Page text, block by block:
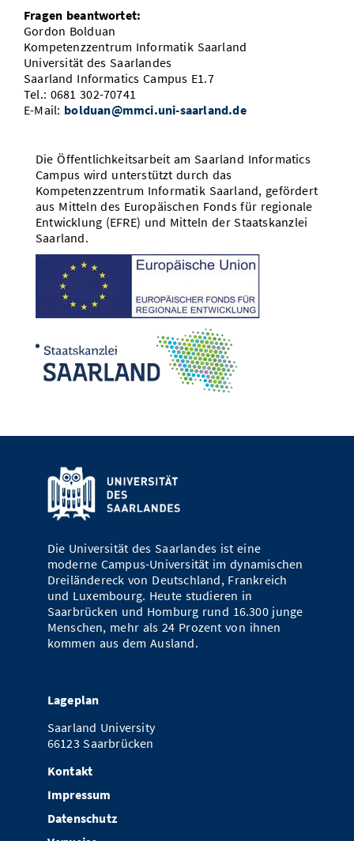
Fragen beantwortet:
Gordon Bolduan
Kompetenzzentrum Informatik Saarland
Universität des Saarlandes
Saarland Informatics Campus E1.7
Tel.: 0681 302-70741
E-Mail: bolduan@mmci.uni-saarland.de
Die Öffentlichkeitsarbeit am Saarland Informatics
Campus wird unterstützt durch das
Kompetenzzentrum Informatik Saarland, gefördert
aus Mitteln des Europäischen Fonds für regionale
Entwicklung (EFRE) und Mitteln der Staatskanzlei
Saarland.
Die Universität des Saarlandes ist eine
moderne Campus-Universität im dynamischen
Dreiländereck von Deutschland, Frankreich
und Luxembourg. Heute studieren in
Saarbrücken und Homburg rund 16.300 junge
Menschen, mehr als 24 Prozent von ihnen
kommen aus dem Ausland.
Lageplan
Saarland University
66123 Saarbrücken
Kontakt
Impressum
Datenschutz